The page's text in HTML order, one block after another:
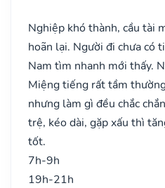
Nghiệp khó thành, cầu tài
hoãn lại. Người đi chưa có
Nam tìm nhanh mới thấy.
Miệng tiếng rất tầm
nhưng làm gì đều chắc
trệ, kéo dài, gặp xấu thì
tốt.
7h-9h
19h-21h